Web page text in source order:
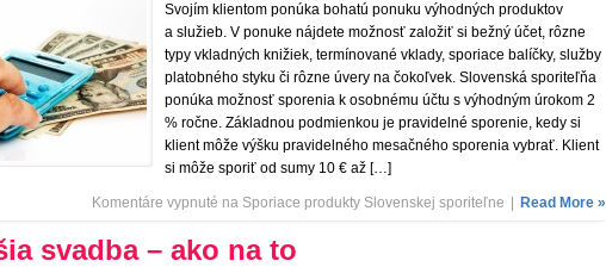
Svojím klientom ponúka bohatú ponuku výhodných produktov
a služieb. V ponuke nájdete možnosť založiť si bežný účet, rôzne
typy vkladných knižiek, termínované vklady, sporiace balíčky, služby
platobného styku či rôzne úvery na čokoľvek. Slovenská sporiteľňa
ponúka možnosť sporenia k osobnému účtu s výhodným úrokom 2
% ročne. Základnou podmienkou je pravidelné sporenie, kedy si
klient môže výšku pravidelného mesačného sporenia vybrať. Klient
si môže sporiť od sumy 10 € až […]
Komentáre vypnuté na Sporiace produkty Slovenskej sporiteľne Read More »
svadba – ako na to